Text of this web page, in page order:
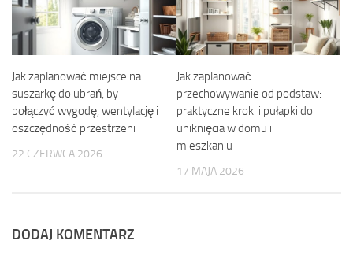
Jak zaplanować miejsce na
suszarkę do ubrań, by
połączyć wygodę, wentylację i
oszczędność przestrzeni
22 CZERWCA 2026
Jak zaplanować
przechowywanie od podstaw:
praktyczne kroki i pułapki do
uniknięcia w domu i
mieszkaniu
17 MAJA 2026
DODAJ KOMENTARZ